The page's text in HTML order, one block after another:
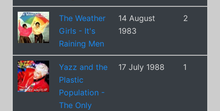
The Weather
Girls - It's
Raining Men
14 August
1983
2
Yazz and the
Plastic
Population -
The Only
17 July 1988 1